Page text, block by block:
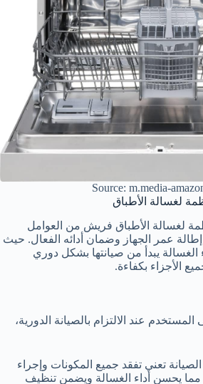
Source: m.media-
لغسالة الأطباق
لغسالة الأطباق فريش من العوامل
عمر الجهاز وضمان أدائه الفعال. حيث
الغسالة يبدأ من صيانتها بشكل دوري
الأجزاء بكفاءة.
المستخدم عند الالتزام بالصيانة الدورية،
تعني تفقد جميع المكونات وإجراء
مما يحسن أداء الغسالة ويضمن تنظيف